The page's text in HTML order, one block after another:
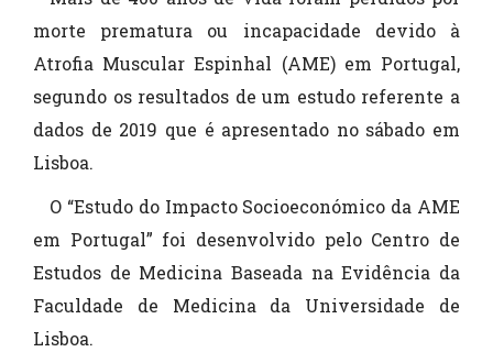
morte prematura ou incapacidade devido à
Atrofia Muscular Espinhal (AME) em Portugal,
segundo os resultados de um estudo referente a
dados de 2019 que é apresentado no sábado em
Lisboa.
O “Estudo do Impacto Socioeconómico da AME
em Portugal” foi desenvolvido pelo Centro de
Estudos de Medicina Baseada na Evidência da
Faculdade de Medicina da Universidade de
Lisboa.